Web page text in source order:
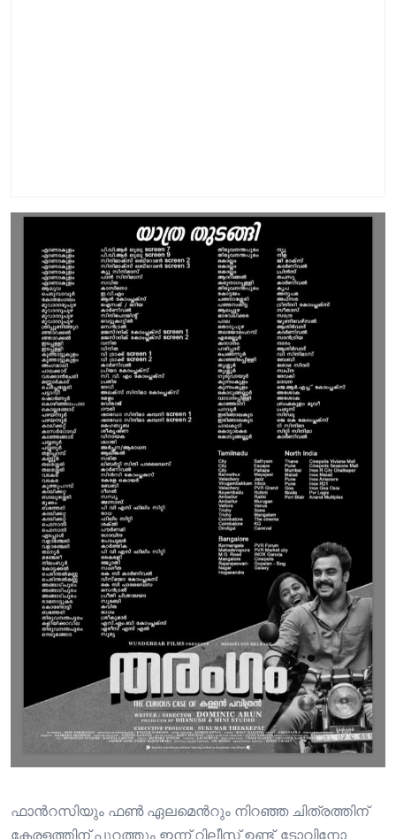
ഫാന്‍റസിയും ഫണ്‍ ഏലമെന്‍റും നിറഞ്ഞ ചിത്രത്തിന്
കേരളത്തിന് പുറത്തും ഇന്ന്‍ റിലീസ് ഉണ്ട്. ടോവിനോ